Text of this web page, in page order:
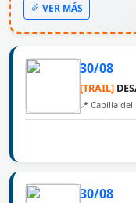
VER MÁS
30/08
[TRAIL]
📍 Capilla
30/08